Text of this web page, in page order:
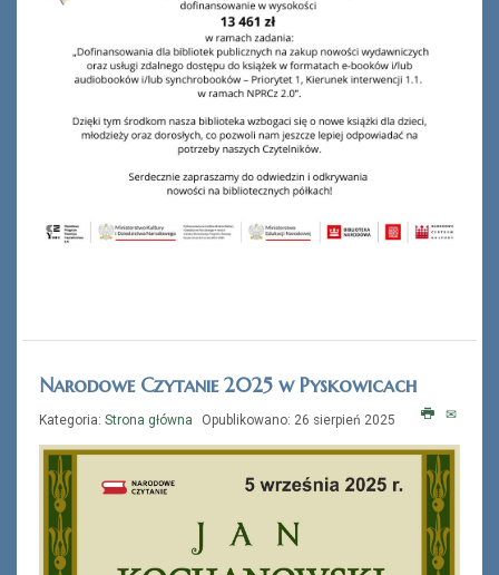
Narodowe Czytanie 2025 w Pyskowicach
Kategoria: Strona główna Opublikowano: 26 sierpień 2025